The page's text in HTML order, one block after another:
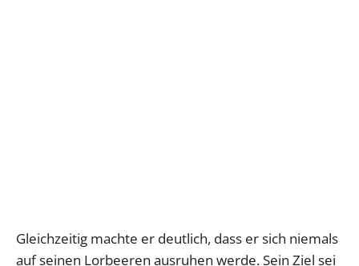
Gleichzeitig machte er deutlich, dass er sich niemals
auf seinen Lorbeeren ausruhen werde. Sein Ziel sei